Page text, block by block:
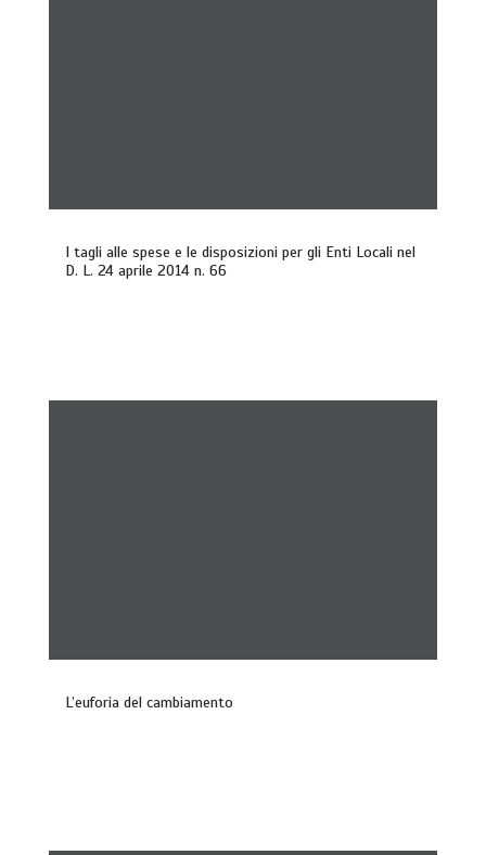
I tagli alle spese e le disposizioni per gli Enti Locali nel
D. L. 24 aprile 2014 n. 66
L’euforia del cambiamento